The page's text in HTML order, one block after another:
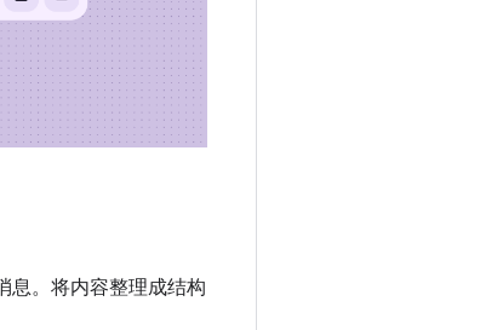
息。将内容整理成结构